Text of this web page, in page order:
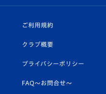
ホームタウン
平和祈念活動
U-18
スクール
ヴィヴィくんインスタグラム
公式LINE＠
ご利用規約
クラブ概要
プライバシーポリシー
FAQ〜お問合せ〜